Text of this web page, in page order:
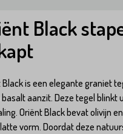
Black
Black is een elegante graniet
aanzit. Deze tegel blinkt
Oriënt Black bevat olivijn
vorm. Doordat deze